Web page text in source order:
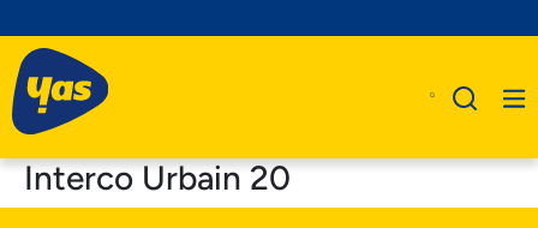
Interco Urbain 20